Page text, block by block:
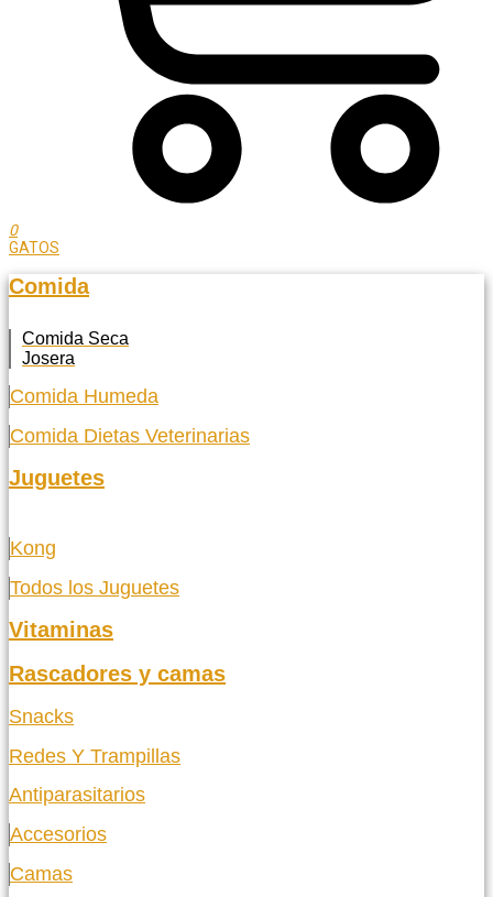
0
GATOS
Comida
Comida Seca
Josera
Comida Humeda
Comida Dietas Veterinarias
Juguetes
Kong
Todos los Juguetes
Vitaminas
Rascadores y camas
Snacks
Redes Y Trampillas
Antiparasitarios
Accesorios
Camas